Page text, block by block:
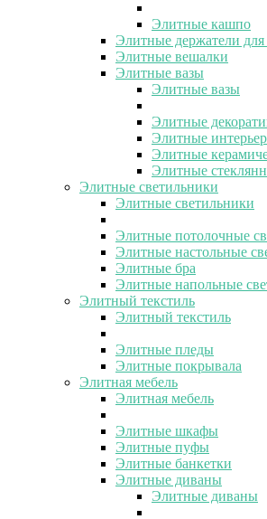
Элитные кашпо
Элитные держатели
Элитные вешалки
Элитные вазы
Элитные вазы
Элитные
Элитные
Элитные
Элитные
Элитные светильники
Элитные светильники
Элитные потолочные
Элитные настольные
Элитные бра
Элитные напольные
Элитный текстиль
Элитный текстиль
Элитные пледы
Элитные покрывала
Элитная мебель
Элитная мебель
Элитные шкафы
Элитные пуфы
Элитные банкетки
Элитные диваны
Элитные диваны